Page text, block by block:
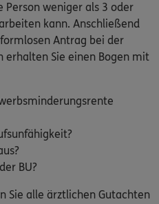
weniger als 3 oder
kann. Anschließend
Antrag bei der
erhalten Sie einen Bogen mit
BU?
Sie alle ärztlichen Gutachten